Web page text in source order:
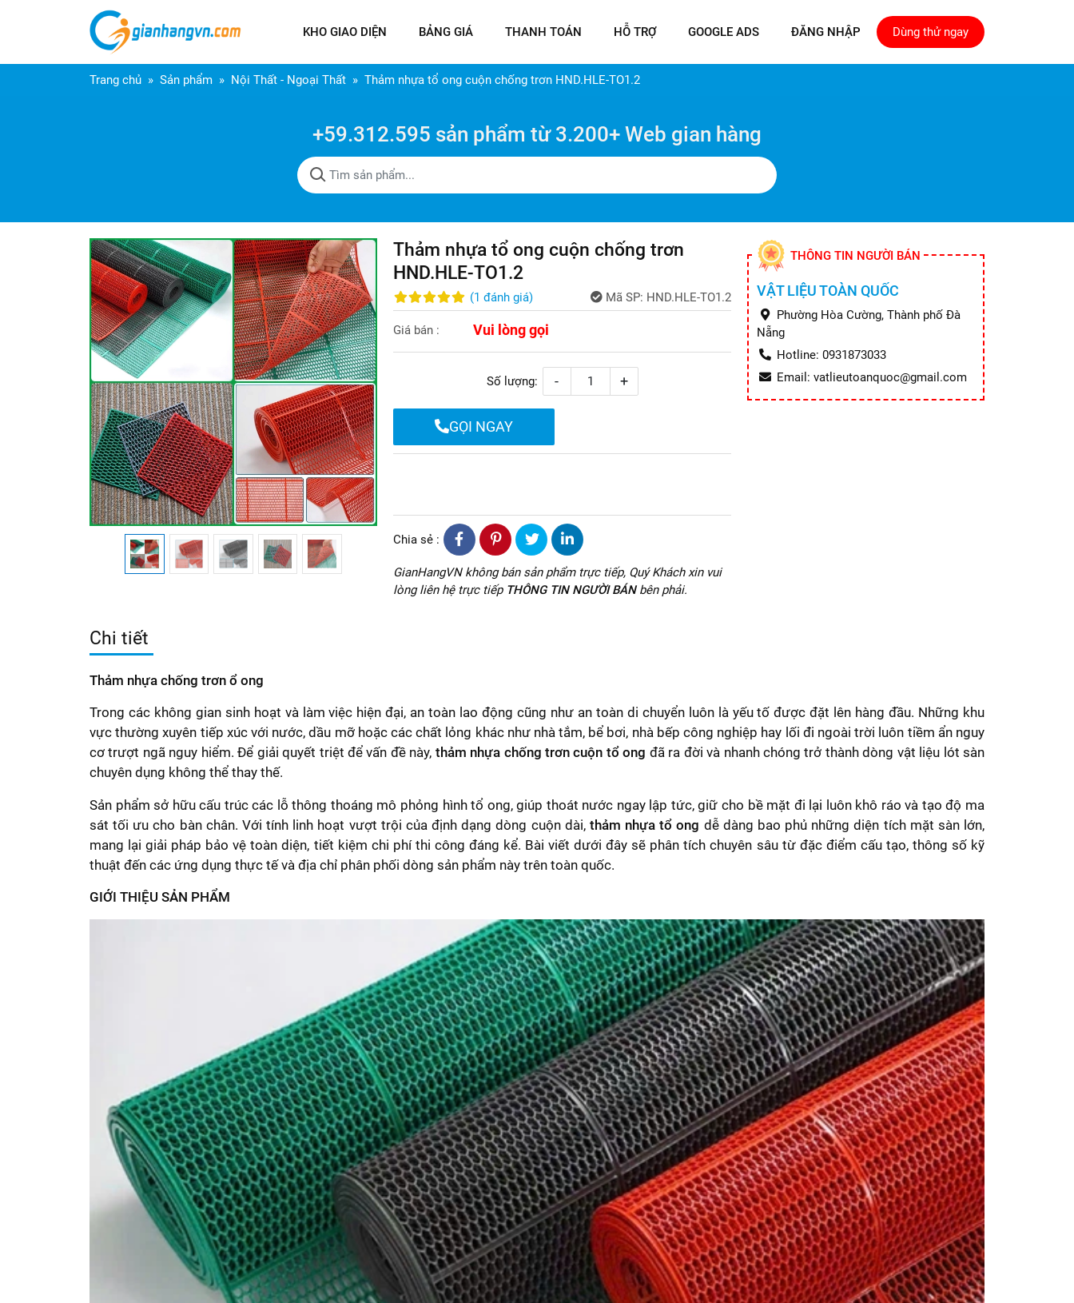
KHO GIAO DIỆN BẢNG GIÁ THANH TOÁN HỖ TRỢ GOOGLE ADS ĐĂNG NHẬP Dùng thử ngay
Trang chủ Sản phẩm Nội Thất - Ngoại Thất Thảm nhựa tổ ong cuộn chống trơn HND.HLE-TO1.2
+59.312.595 sản phẩm từ 3.200+ Web gian hàng
Thảm nhựa tổ ong cuộn chống trơn
HND.HLE-TO1.2
(1 đánh giá) Mã SP: HND.HLE-TO1.2
Giá bán : Vui lòng gọi
Số lượng: - +
GỌI NGAY
Chia sẻ :
GianHangVN không bán sản phẩm trực tiếp, Quý Khách xin vui
lòng liên hệ trực tiếp THÔNG TIN NGƯỜI BÁNbên phải.
THÔNG TIN NGƯỜI BÁN
VẬT LIỆU TOÀN QUỐC
Phường Hòa Cường, Thành phố Đà
Nẵng
Hotline: 0931873033
Email: vatlieutoanquoc@gmail.com
Chi tiết
Thảm nhựa chống trơn ổ ong
Trong các không gian sinh hoạt và làm việc hiện đại, an toàn lao động cũng như an toàn di chuyển luôn là yếu tố được đặt lên hàng đầu. Những khu
vực thường xuyên tiếp xúc với nước, dầu mỡ hoặc các chất lỏng khác như nhà tắm, bể bơi, nhà bếp công nghiệp hay lối đi ngoài trời luôn tiềm ẩn nguy
cơ trượt ngã nguy hiểm. Để giải quyết triệt để vấn đề này, thảm nhựa chống trơn cuộn tổ ong đã ra đời và nhanh chóng trở thành dòng vật liệu lót sàn
chuyên dụng không thể thay thế.
Sản phẩm sở hữu cấu trúc các lỗ thông thoáng mô phỏng hình tổ ong, giúp thoát nước ngay lập tức, giữ cho bề mặt đi lại luôn khô ráo và tạo độ ma
sát tối ưu cho bàn chân. Với tính linh hoạt vượt trội của định dạng dòng cuộn dài, thảm nhựa tổ ong dễ dàng bao phủ những diện tích mặt sàn lớn,
mang lại giải pháp bảo vệ toàn diện, tiết kiệm chi phí thi công đáng kể. Bài viết dưới đây sẽ phân tích chuyên sâu từ đặc điểm cấu tạo, thông số kỹ
thuật đến các ứng dụng thực tế và địa chỉ phân phối dòng sản phẩm này trên toàn quốc.
GIỚI THIỆU SẢN PHẨM